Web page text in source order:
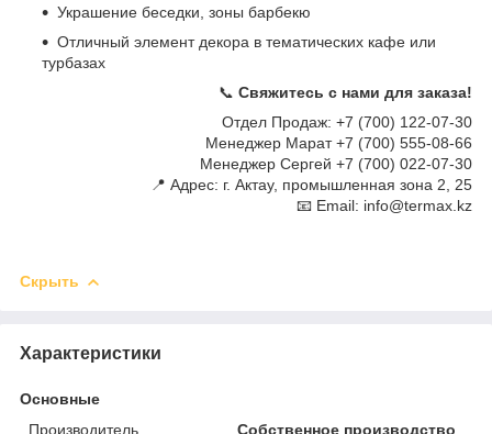
Украшение беседки, зоны барбекю
Отличный элемент декора в тематических кафе или
турбазах
📞 Свяжитесь с нами для заказа!
Отдел Продаж: +7 (700) 122-07-30
Менеджер Марат +7 (700) 555-08-66
Менеджер Сергей +7 (700) 022-07-30
📍 Адрес: г. Актау, промышленная зона 2, 25
📧 Email: info@termax.kz
Скрыть
Характеристики
Основные
Производитель
Собственное производство